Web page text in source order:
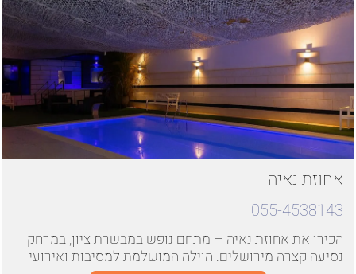
למסיבת רווקים של פעם בחיים
אחוזת נאיה
055-4538143
הכירו את אחוזת נאיה – מתחם נופש במבשרת ציון, במרחק
נסיעה קצרה מירושלים. הוילה המושלמת למסיבות ואירועי